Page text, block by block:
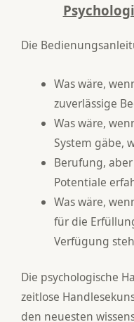
Die
Was wäre,
zuverlässige
Was wäre,
System gäbe,
Berufung,
Potentiale
Was wäre,
für die
Verfügung
Die psychologische
zeitlose
den neuesten